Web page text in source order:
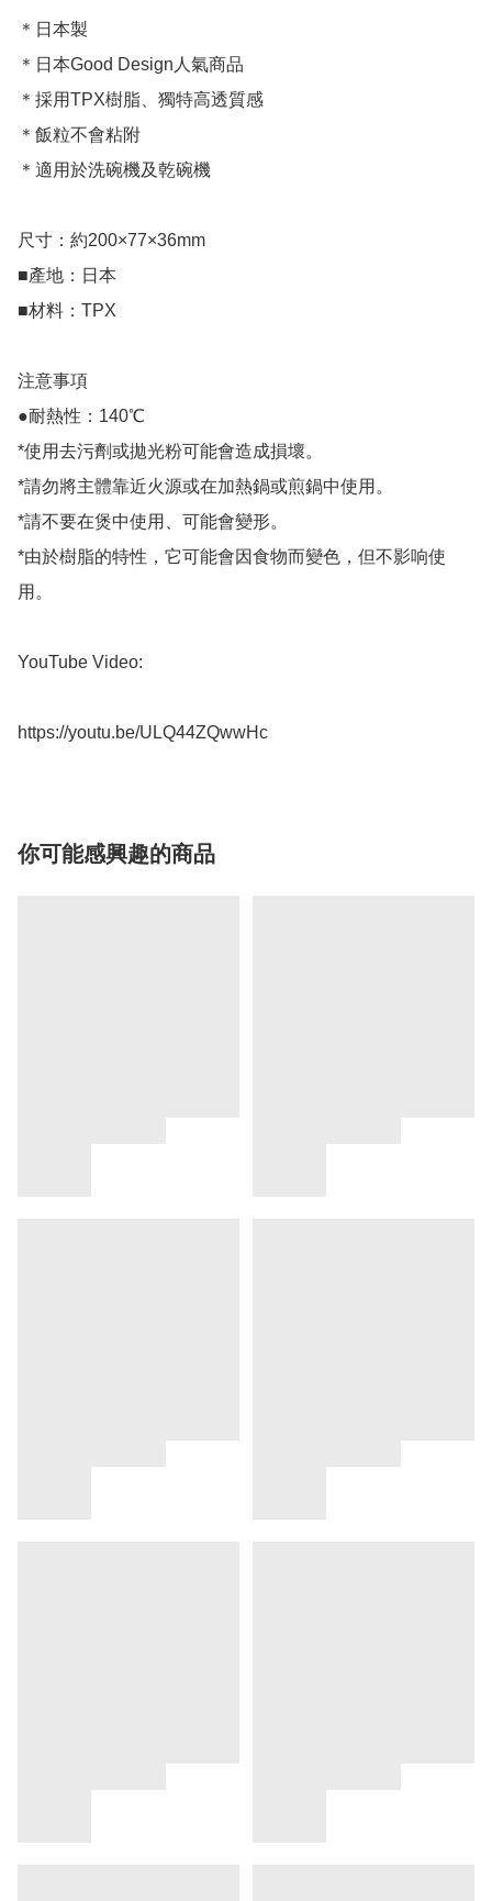
＊日本製
＊日本Good Design人氣商品
＊採用TPX樹脂、獨特高透質感
＊飯粒不會粘附
＊適用於洗碗機及乾碗機
尺寸：約200×77×36mm
■產地：日本
■材料：TPX
注意事項
●耐熱性：140℃
*使用去污劑或拋光粉可能會造成損壞。
*請勿將主體靠近火源或在加熱鍋或煎鍋中使用。
*請不要在煲中使用、可能會變形。
*由於樹脂的特性，它可能會因食物而變色，但不影响使
用。
YouTube Video:
https://youtu.be/ULQ44ZQwwHc
你可能感興趣的商品